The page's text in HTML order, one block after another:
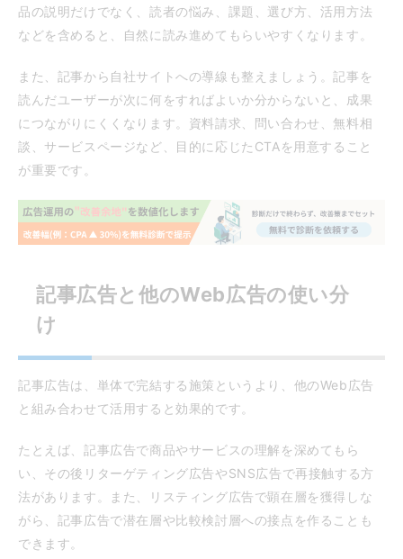
品の説明だけでなく、読者の悩み、課題、選び方、活用方法
などを含めると、自然に読み進めてもらいやすくなります。
また、記事から自社サイトへの導線も整えましょう。記事を
読んだユーザーが次に何をすればよいか分からないと、成果
につながりにくくなります。資料請求、問い合わせ、無料相
談、サービスページなど、目的に応じたCTAを用意すること
が重要です。
記事広告と他のWeb広告の使い分
け
記事広告は、単体で完結する施策というより、他のWeb広告
と組み合わせて活用すると効果的です。
たとえば、記事広告で商品やサービスの理解を深めてもら
い、その後リターゲティング広告やSNS広告で再接触する方
法があります。また、リスティング広告で顕在層を獲得しな
がら、記事広告で潜在層や比較検討層への接点を作ることも
できます。